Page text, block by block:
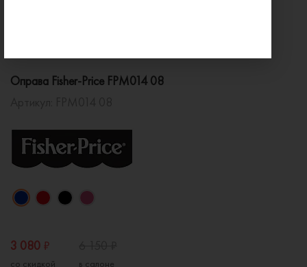
Оправа Fisher-Price FPM014 08
3 080 ₽
со скидкой в салоне